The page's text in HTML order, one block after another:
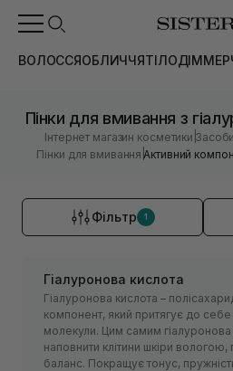
ВОЛОССЯОБЛИЧЧЯТІЛОДІМ
Пінки для вмивання з
Інтернет магазин косметики
Пінки для вмивання |Активний
Фільтр 1
Гіалуронова кислота
Гіалуронова кислота –
компонент, який притягує до себе
молекули. Цим самим гіалуронова
наповнити клітини шкіри вологою,
баланс. Покращує тонус,